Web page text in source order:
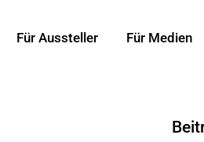
Für Aussteller Für Medien